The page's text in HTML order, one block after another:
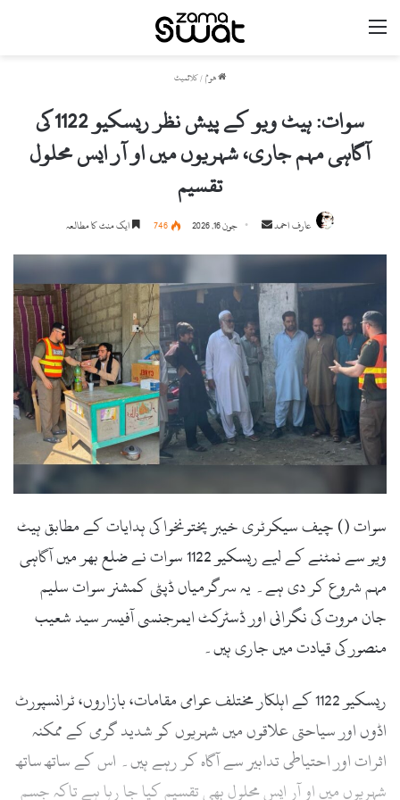
مینو
ھوم/کلائمیٹ
سوات: ہیٹ ویو کے پیش نظر ریسکیو 1122 کی
آگاہی مہم جاری، شہریوں میں او آر ایس محلول
تقسیم
عارف احمد
Send
email
جون 16, 2026 746 ایک منٹ کا مطالعہ
سوات () چیف سیکرٹری خیبر پختونخوا کی ہدایات کے مطابق ہیٹ
ویو سے نمٹنے کے لیے ریسکیو 1122 سوات نے ضلع بھر میں آگاہی
مہم شروع کر دی ہے۔ یہ سرگرمیاں ڈپٹی کمشنر سوات سلیم
جان مروت کی نگرانی اور ڈسٹرکٹ ایمرجنسی آفیسر سید شعیب
منصور کی قیادت میں جاری ہیں۔
ریسکیو 1122 کے اہلکار مختلف عوامی مقامات، بازاروں، ٹرانسپورٹ
اڈوں اور سیاحتی علاقوں میں شہریوں کو شدید گرمی کے ممکنہ
اثرات اور احتیاطی تدابیر سے آگاہ کر رہے ہیں۔ اس کے ساتھ ساتھ
شہریوں میں او آر ایس محلول بھی تقسیم کیا جا رہا ہے تاکہ جسم